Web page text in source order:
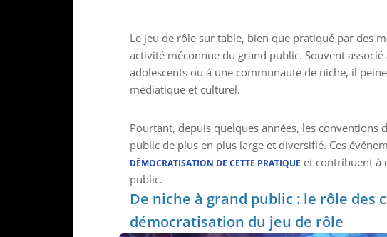
Le jeu de rôle sur table, bien que pratiqué par des
activité méconnue du grand public. Souvent
adolescents ou à une communauté de niche, il
médiatique et culturel.
Pourtant, depuis quelques années, les
public de plus en plus large et diversifié. Ces
DÉMOCRATISATION DE CETTE PRATIQUE et contribuent à
public.
De niche à grand public : le rôle des
démocratisation du jeu de rôle